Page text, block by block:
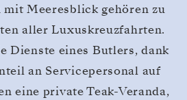
mit Meeresblick gehören zu
aller Luxuskreuzfahrten.
Dienste eines Butlers, dank
an Servicepersonal auf
eine private Teak-Veranda,